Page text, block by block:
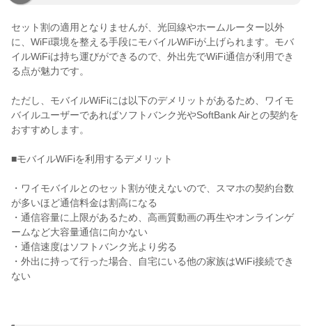
セット割の適用となりませんが、光回線やホームルーター以外
に、WiFi環境を整える手段にモバイルWiFiが上げられます。モバ
イルWiFiは持ち運びができるので、外出先でWiFi通信が利用でき
る点が魅力です。
ただし、モバイルWiFiには以下のデメリットがあるため、ワイモ
バイルユーザーであればソフトバンク光やSoftBank Airとの契約を
おすすめします。
■モバイルWiFiを利用するデメリット
・ワイモバイルとのセット割が使えないので、スマホの契約台数
が多いほど通信料金は割高になる
・通信容量に上限があるため、高画質動画の再生やオンラインゲ
ームなど大容量通信に向かない
・通信速度はソフトバンク光より劣る
・外出に持って行った場合、自宅にいる他の家族はWiFi接続でき
ない